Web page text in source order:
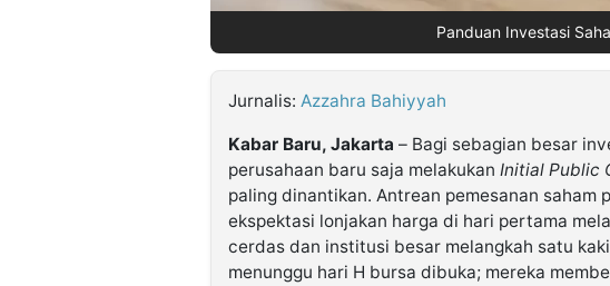
Panduan Investasi
Jurnalis: Azzahra Bahiyyah
Kabar Baru, Jakarta – Bagi sebagian besar
perusahaan baru saja melakukan Initial Public
paling dinantikan. Antrean pemesanan saham
ekspektasi lonjakan harga di hari pertama
cerdas dan institusi besar melangkah satu
menunggu hari H bursa dibuka; mereka